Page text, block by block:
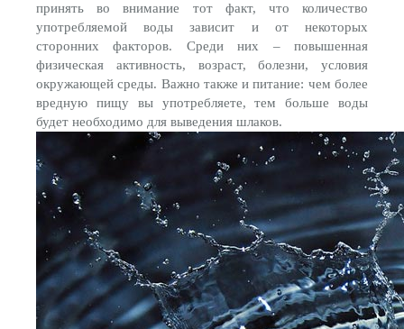
принять во внимание тот факт, что количество
употребляемой воды зависит и от некоторых
сторонних факторов. Среди них – повышенная
физическая активность, возраст, болезни, условия
окружающей среды. Важно также и питание: чем более
вредную пищу вы употребляете, тем больше воды
будет необходимо для выведения шлаков.